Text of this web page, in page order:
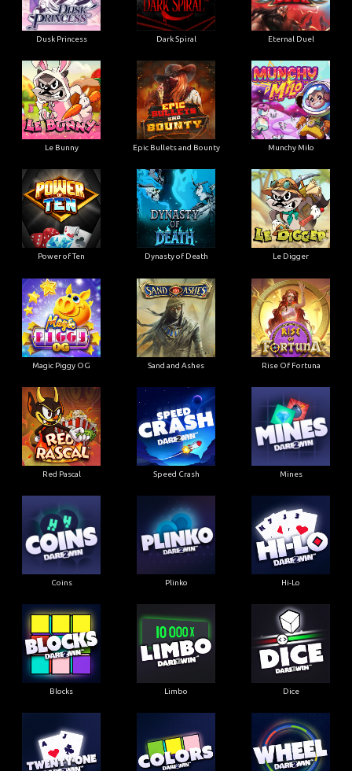
Dusk Princess Dark Spiral Eternal Duel
Le Bunny Epic Bullets and Bounty Munchy Milo
Power of Ten Dynasty of Death Le Digger
Magic Piggy OG Sand and Ashes Rise Of Fortuna
Red Pascal Speed Crash Mines
Coins Plinko Hi-Lo
Blocks Limbo Dice